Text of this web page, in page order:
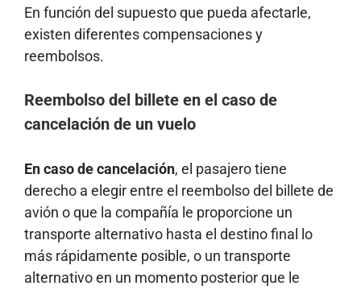
En función del supuesto que pueda afectarle,
existen diferentes compensaciones y
reembolsos.
Reembolso del billete en el caso de
cancelación de un vuelo
En caso de cancelación, el pasajero tiene
derecho a elegir entre el reembolso del billete de
avión o que la compañía le proporcione un
transporte alternativo hasta el destino final lo
más rápidamente posible, o un transporte
alternativo en un momento posterior que le